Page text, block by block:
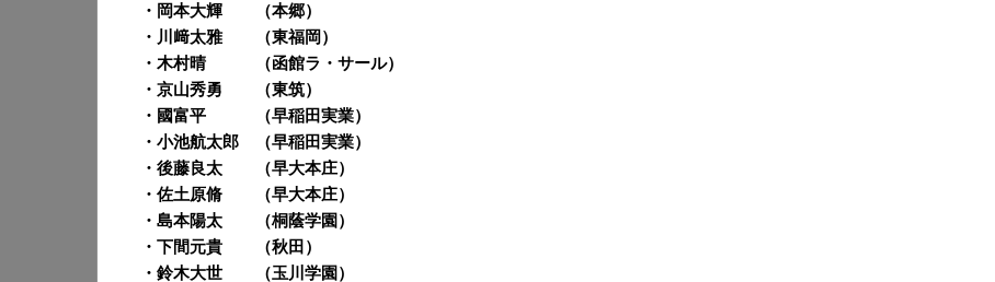
・岡本大輝
（本郷）
・川﨑太雅
（東福岡）
・木村晴
（函館ラ・サール）
・京山秀勇
（東筑）
・國富平
（早稲田実業）
・小池航太郎
（早稲田実業）
・後藤良太
（早大本庄）
・佐土原脩
（早大本庄）
・島本陽太
（桐蔭学園）
・下間元貴
（秋田）
・鈴木大世
（玉川学園）